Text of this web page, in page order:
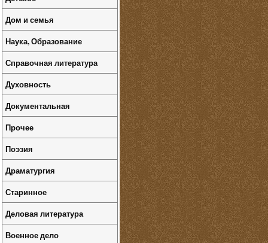
Дом и семья
Наука, Образование
Справочная литература
Духовность
Документальная
Прочее
Поэзия
Драматургия
Старинное
Деловая литература
Военное дело